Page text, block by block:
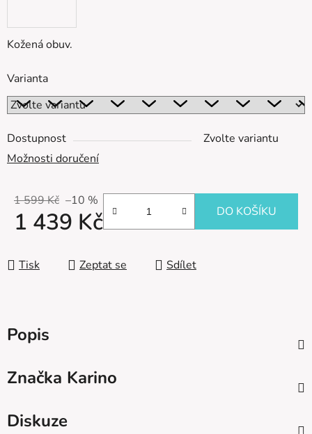
Kožená obuv.
Varianta
Dostupnost
Zvolte variantu
Možnosti doručení
1 599 Kč –10 %
1 439 Kč DO KOŠÍKU
Tisk Zeptat se Sdílet
Popis
Značka Karino
Diskuze